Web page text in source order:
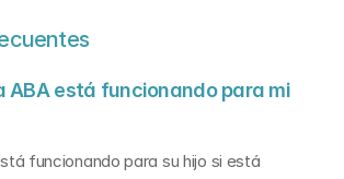
ABA está funcionando para mi
funcionando para su hijo si está